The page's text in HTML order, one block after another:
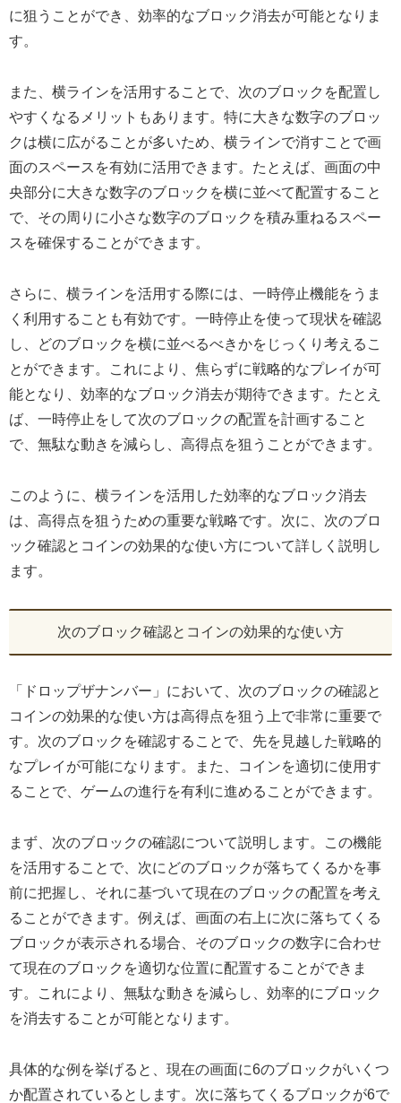
に狙うことができ、効率的なブロック消去が可能となりま
す。
また、横ラインを活用することで、次のブロックを配置し
やすくなるメリットもあります。特に大きな数字のブロッ
クは横に広がることが多いため、横ラインで消すことで画
面のスペースを有効に活用できます。たとえば、画面の中
央部分に大きな数字のブロックを横に並べて配置すること
で、その周りに小さな数字のブロックを積み重ねるスペー
スを確保することができます。
さらに、横ラインを活用する際には、一時停止機能をうま
く利用することも有効です。一時停止を使って現状を確認
し、どのブロックを横に並べるべきかをじっくり考えるこ
とができます。これにより、焦らずに戦略的なプレイが可
能となり、効率的なブロック消去が期待できます。たとえ
ば、一時停止をして次のブロックの配置を計画すること
で、無駄な動きを減らし、高得点を狙うことができます。
このように、横ラインを活用した効率的なブロック消去
は、高得点を狙うための重要な戦略です。次に、次のブロ
ック確認とコインの効果的な使い方について詳しく説明し
ます。
次のブロック確認とコインの効果的な使い方
「ドロップザナンバー」において、次のブロックの確認と
コインの効果的な使い方は高得点を狙う上で非常に重要で
す。次のブロックを確認することで、先を見越した戦略的
なプレイが可能になります。また、コインを適切に使用す
ることで、ゲームの進行を有利に進めることができます。
まず、次のブロックの確認について説明します。この機能
を活用することで、次にどのブロックが落ちてくるかを事
前に把握し、それに基づいて現在のブロックの配置を考え
ることができます。例えば、画面の右上に次に落ちてくる
ブロックが表示される場合、そのブロックの数字に合わせ
て現在のブロックを適切な位置に配置することができま
す。これにより、無駄な動きを減らし、効率的にブロック
を消去することが可能となります。
具体的な例を挙げると、現在の画面に6のブロックがいくつ
か配置されているとします。次に落ちてくるブロックが6で